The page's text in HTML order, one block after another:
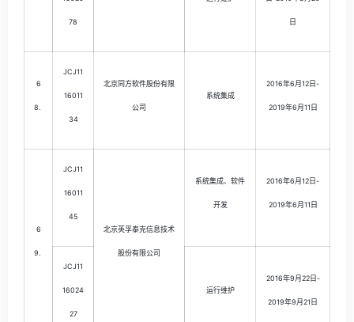
78 日
6
8.
JCJ11
16011
34
北京同方软件股份有限
公司
系统集成
2016年6月12日-
2019年6月11日
6
9.
JCJ11
16011
45
北京英孚泰克信息技术
股份有限公司
系统集成、软件
开发
2016年6月12日-
2019年6月11日
JCJ11
16024
27
运行维护
2016年9月22日-
2019年9月21日